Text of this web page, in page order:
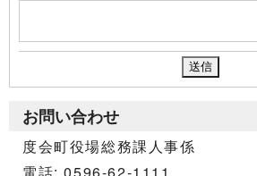
お問い合わせ
度会町役場総務課人事係